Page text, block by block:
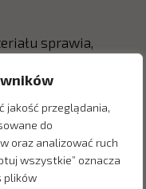
jakość przeglądania,
do
oraz analizować ruch
wszystkie” oznacza
plików
sprawia,
drobne
Brak
zakupem
celu uzyskania